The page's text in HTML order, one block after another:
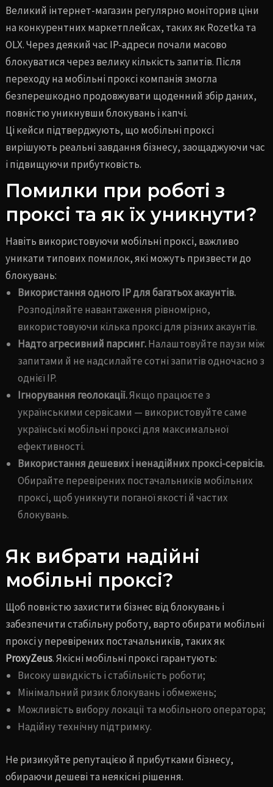
Великий інтернет-магазин регулярно моніторив ціни
на конкурентних маркетплейсах, таких як Rozetka та
OLX. Через деякий час IP-адреси почали масово
блокуватися через велику кількість запитів. Після
переходу на мобільні проксі компанія змогла
безперешкодно продовжувати щоденний збір даних,
повністю уникнувши блокувань і капчі.
Ці кейси підтверджують, що мобільні проксі
вирішують реальні завдання бізнесу, заощаджуючи час
і підвищуючи прибутковість.
Помилки при роботі з
проксі та як їх уникнути?
Навіть використовуючи мобільні проксі, важливо
уникати типових помилок, які можуть призвести до
блокувань:
Використання одного IP для багатьох акаунтів.
Розподіляйте навантаження рівномірно,
використовуючи кілька проксі для різних акаунтів.
Надто агресивний парсинг.Налаштовуйте паузи між
запитами й не надсилайте сотні запитів одночасно з
однієї IP.
Ігнорування геолокації.Якщо працюєте з
українськими сервісами — використовуйте саме
українські мобільні проксі для максимальної
ефективності.
Використання дешевих і ненадійних проксі-сервісів.
Обирайте перевірених постачальників мобільних
проксі, щоб уникнути поганої якості й частих
блокувань.
Як вибрати надійні
мобільні проксі?
Щоб повністю захистити бізнес від блокувань і
забезпечити стабільну роботу, варто обирати мобільні
проксі у перевірених постачальників, таких як
ProxyZeus. Якісні мобільні проксі гарантують:
Високу швидкість і стабільність роботи;
Мінімальний ризик блокувань і обмежень;
Можливість вибору локації та мобільного оператора;
Надійну технічну підтримку.
Не ризикуйте репутацією й прибутками бізнесу,
обираючи дешеві та неякісні рішення.